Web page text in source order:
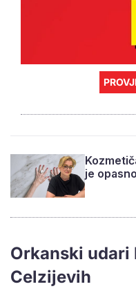
je
Orkanski udari
Celzijevih